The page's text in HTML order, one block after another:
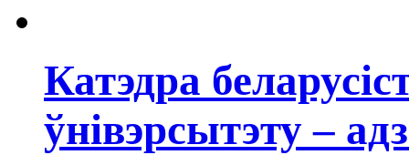
Катэдра
ўнівэрсытэту –